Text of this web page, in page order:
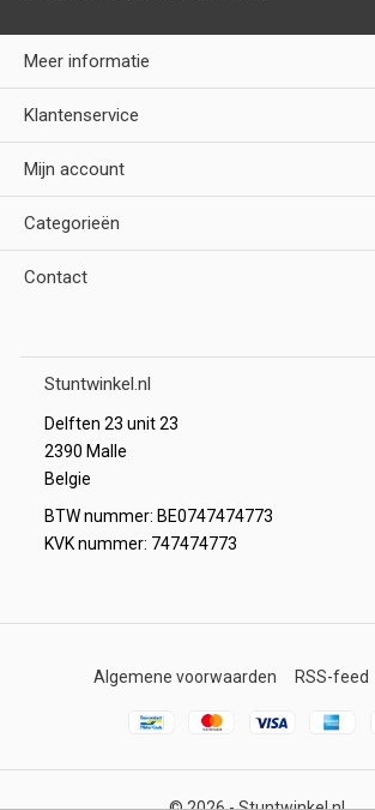
Meer informatie
Klantenservice
Mijn account
Categorieën
Contact
Stuntwinkel.nl
Delften 23 unit 23
2390 Malle
Belgie
BTW nummer: BE0747474773
KVK nummer: 747474773
Algemene voorwaarden RSS-feed